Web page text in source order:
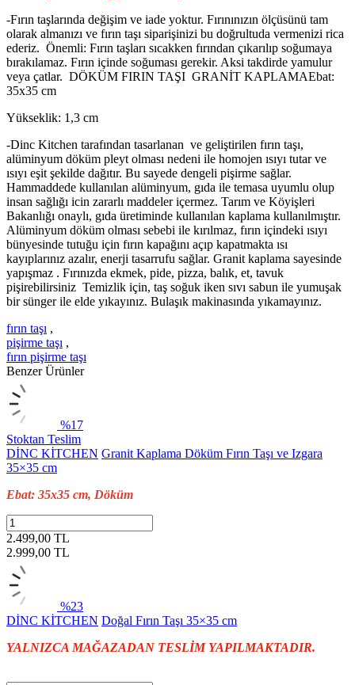
-Fırın taşlarında değişim ve iade yoktur. Fırınınızın ölçüsünü tam
olarak almanızı ve fırın taşı siparişinizi bu doğrultuda vermenizi rica
ederiz. Önemli: Fırın taşları sıcakken fırından çıkarılıp soğumaya
bırakılamaz. Fırın içinde soğuması gerekir. Aksi takdirde yamulur
veya çatlar. DÖKÜM FIRIN TAŞI GRANİT KAPLAMAEbat:
35x35 cm
Yükseklik: 1,3 cm
-Dinc Kitchen tarafından tasarlanan ve geliştirilen fırın taşı,
alüminyum döküm pleyt olması nedeni ile homojen ısıyı tutar ve
ısıyı eşit şekilde dağıtır. Bu sayede dengeli pişirme sağlar.
Hammaddede kullanılan alüminyum, gıda ile temasa uyumlu olup
insan sağlığı icin zararlı maddeler içermez. Tarım ve Köyişleri
Bakanlığı onaylı, gıda üretiminde kullanılan kaplama kullanılmıştır.
Alüminyum döküm olması sebebi ile kırılmaz, fırın içindeki ısıyı
bünyesinde tutuğu için fırın kapağını açıp kapatmakta ısı
kayıplarınız azalır, enerji tasarrufu sağlar. Granit kaplama sayesinde
yapışmaz . Fırınızda ekmek, pide, pizza, balık, et, tavuk
pişirebilirsiniz Temizlik için, taş soğuk iken sıvı sabun ile yumuşak
bir sünger ile elde yıkayınız. Bulaşık makinasında yıkamayınız.
fırın taşı ,
pişirme taşı ,
fırın pişirme taşı
Benzer Ürünler
%17
Stoktan Teslim
DİNC KİTCHEN Granit Kaplama Döküm Fırın Taşı ve Izgara
35×35 cm
Ebat: 35x35 cm, Döküm
2.499,00 TL
2.999,00 TL
%23
DİNC KİTCHEN Doğal Fırın Taşı 35×35 cm
YALNIZCA MAĞAZADAN TESLİM YAPILMAKTADIR.